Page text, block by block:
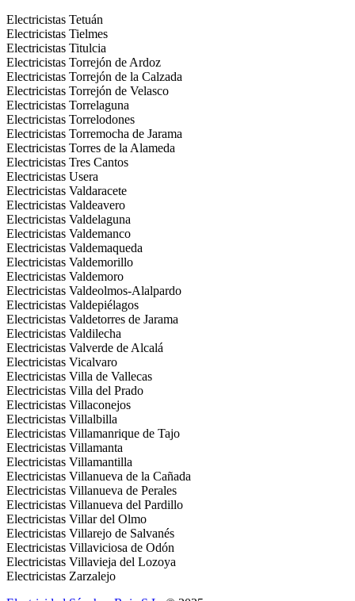
Electricistas Tetuán
Electricistas Tielmes
Electricistas Titulcia
Electricistas Torrejón de Ardoz
Electricistas Torrejón de la Calzada
Electricistas Torrejón de Velasco
Electricistas Torrelaguna
Electricistas Torrelodones
Electricistas Torremocha de Jarama
Electricistas Torres de la Alameda
Electricistas Tres Cantos
Electricistas Usera
Electricistas Valdaracete
Electricistas Valdeavero
Electricistas Valdelaguna
Electricistas Valdemanco
Electricistas Valdemaqueda
Electricistas Valdemorillo
Electricistas Valdemoro
Electricistas Valdeolmos-Alalpardo
Electricistas Valdepiélagos
Electricistas Valdetorres de Jarama
Electricistas Valdilecha
Electricistas Valverde de Alcalá
Electricistas Vicalvaro
Electricistas Villa de Vallecas
Electricistas Villa del Prado
Electricistas Villaconejos
Electricistas Villalbilla
Electricistas Villamanrique de Tajo
Electricistas Villamanta
Electricistas Villamantilla
Electricistas Villanueva de la Cañada
Electricistas Villanueva de Perales
Electricistas Villanueva del Pardillo
Electricistas Villar del Olmo
Electricistas Villarejo de Salvanés
Electricistas Villaviciosa de Odón
Electricistas Villavieja del Lozoya
Electricistas Zarzalejo